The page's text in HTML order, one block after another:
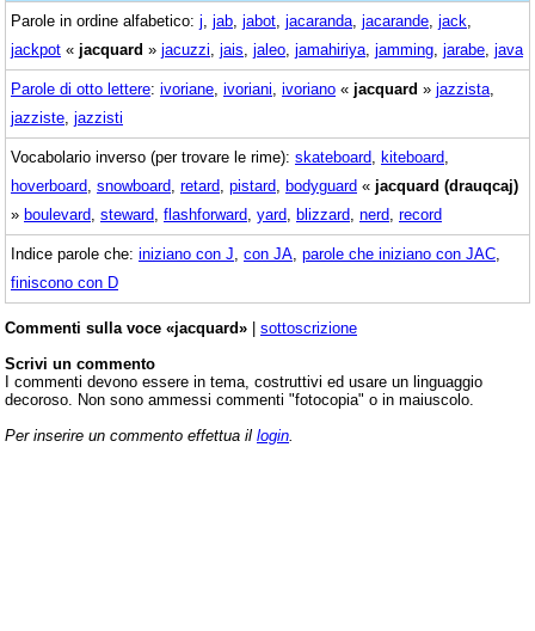
Parole in ordine alfabetico: j jab jabot jacaranda jacarande jack
jackpot « jacquard » jacuzzi jais jaleo jamahiriya jamming jarabe java
Parole di otto lettere: ivoriane ivoriani ivoriano « jacquard » jazzista
jazziste jazzisti
Vocabolario inverso (per trovare le rime): skateboard kiteboard
hoverboard snowboard retard pistard bodyguard « jacquard (drauqcaj)
» boulevard steward flashforward yard blizzard nerd record
Indice parole che: iniziano con J con JA parole che iniziano con JAC
finiscono con D
Commenti sulla voce «jacquard» | sottoscrizione
Scrivi un commento
I commenti devono essere in tema, costruttivi ed usare un linguaggio
decoroso. Non sono ammessi commenti "fotocopia" o in maiuscolo.
Per inserire un commento effettua il login